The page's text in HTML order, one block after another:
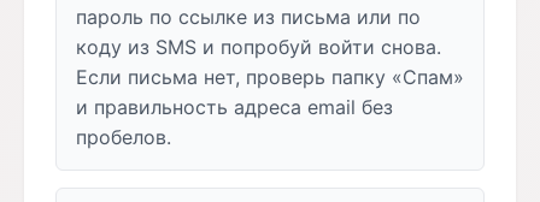
пароль по ссылке из письма или по
коду из SMS и попробуй войти снова.
Если письма нет, проверь папку «Спам»
и правильность адреса email без
пробелов.